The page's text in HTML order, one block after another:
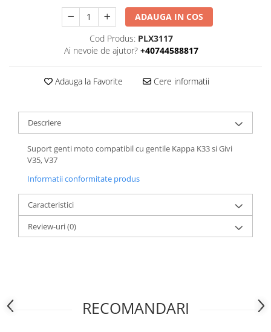
ADAUGA IN COS
Cod Produs: PLX3117
Ai nevoie de ajutor? +40744588817
Adauga la Favorite Cere informatii
Descriere
Suport genti moto compatibil cu gentile Kappa K33 si Givi
V35, V37
Informatii conformitate produs
Caracteristici
Review-uri(0)
RECOMANDARI